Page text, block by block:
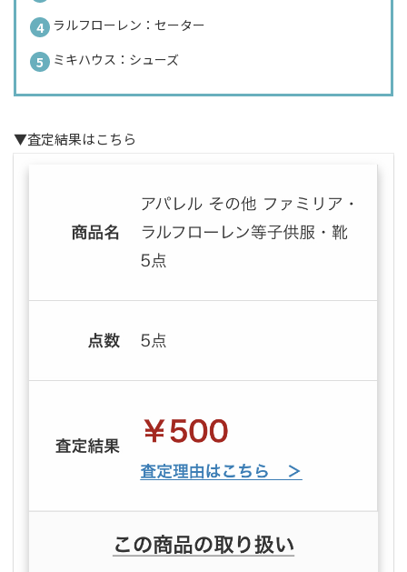
ラルフローレン：セーター
ミキハウス：シューズ
▼査定結果はこちら